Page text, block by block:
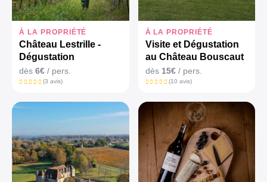
À LA PROPRIÉTÉ
Château Lestrille -
Dégustation
dès 6€ / pers.
(3 avis)
À LA PROPRIÉTÉ
Visite et Dégustation
au Château Bouscaut
dès 15€/ pers.
(10 avis)